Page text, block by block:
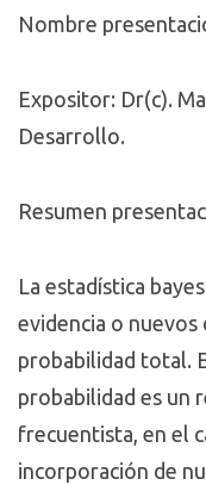
Nombre
Expositor: Dr(c).
Desarrollo.
Resumen
La estadística
evidencia o
probabilidad total.
probabilidad es un
frecuentista, en el
incorporación de